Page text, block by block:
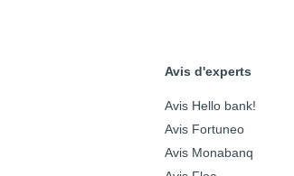
Avis d'experts
Avis Hello bank!
Avis Fortuneo
Avis Monabanq